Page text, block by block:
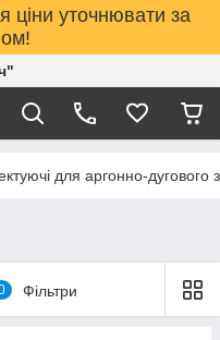
ціни уточнювати за
для аргонно-
Фільтри